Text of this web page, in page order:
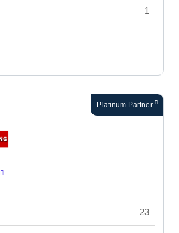
1
Platinum Partner
23